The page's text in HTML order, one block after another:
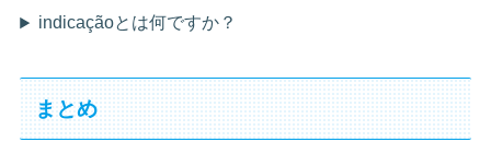
indicaçãoとは何ですか？
まとめ